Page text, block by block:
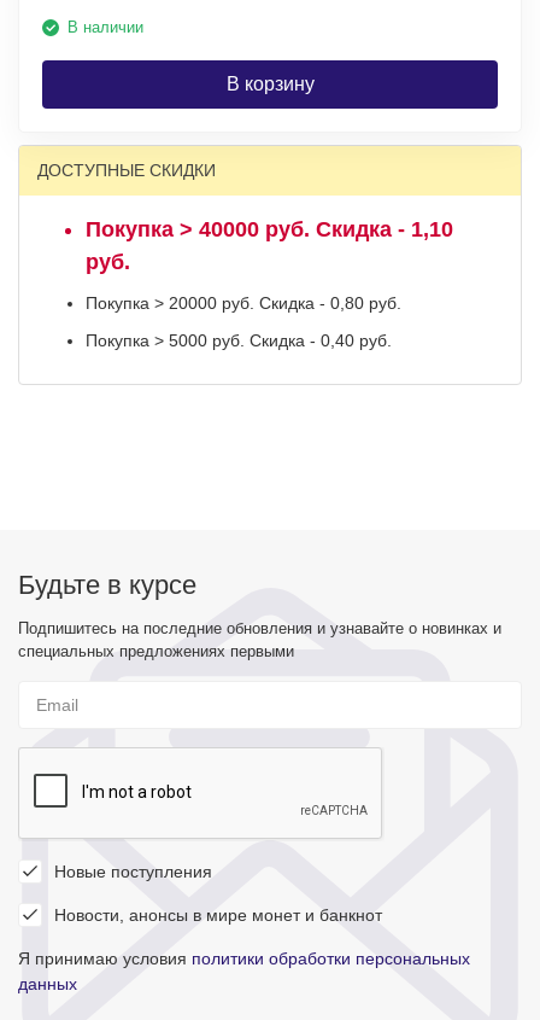
В наличии
В корзину
ДОСТУПНЫЕ СКИДКИ
Покупка > 40000 руб. Скидка - 1,10
руб.
Покупка > 20000 руб. Скидка - 0,80 руб.
Покупка > 5000 руб. Скидка - 0,40 руб.
Будьте в курсе
Подпишитесь на последние обновления и узнавайте о новинках и
специальных предложениях первыми
Новые поступления
Новости, анонсы в мире монет и банкнот
Я принимаю условия политики обработки персональных
данных